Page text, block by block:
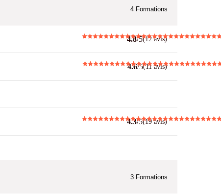
4 Formations
4.8/5(12 avis)
4.6/5(11 avis)
4.3/5(19 avis)
3 Formations